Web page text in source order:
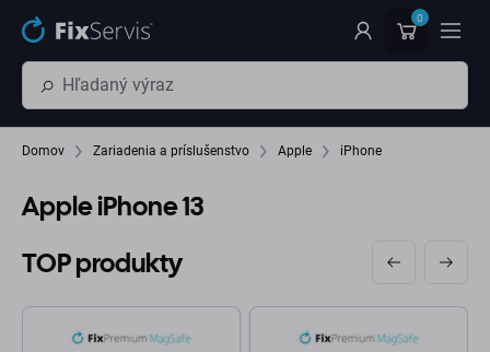
Preskočiť na hlavný obsah 0
Domov Zariadenia a príslušenstvo Apple iPhone
Apple iPhone 13
TOP produkty